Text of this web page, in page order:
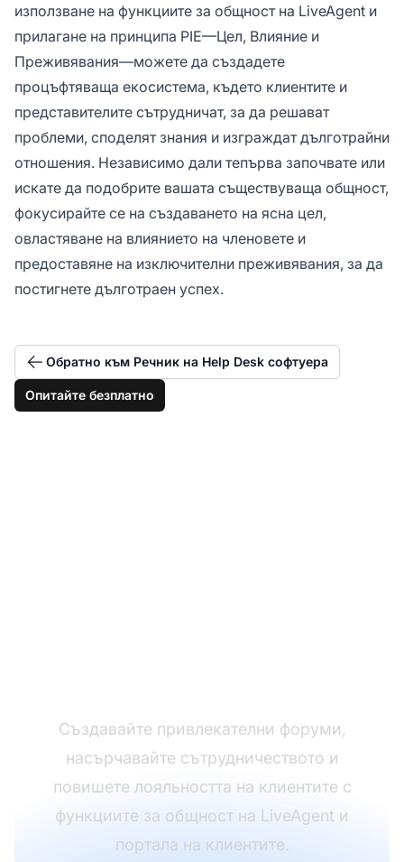
използване на функциите за общност на LiveAgent и
прилагане на принципа PIE—Цел, Влияние и
Преживявания—можете да създадете
процъфтяваща екосистема, където клиентите и
представителите сътрудничат, за да решават
проблеми, споделят знания и изграждат дълготрайни
отношения. Независимо дали тепърва започвате или
искате да подобрите вашата съществуваща общност,
фокусирайте се на създаването на ясна цел,
овластяване на влиянието на членовете и
предоставяне на изключителни преживявания, за да
постигнете дълготраен успех.
Обратно към Речник на Help Desk софтуера
Опитайте безплатно
Създавайте привлекателни форуми,
насърчавайте сътрудничеството и
повишете лояльността на клиентите с
функциите за общност на LiveAgent и
портала на клиентите.